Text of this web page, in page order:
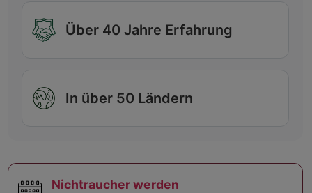
Über 40 Jahre Erfahrung
In über 50 Ländern
Nichtraucher werden